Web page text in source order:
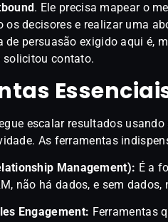
. Ele precisa mapear o
os decisores e realizar uma
de persuasão exigido aqui é,
solicitou contato.
escalar resultados
As ferramentas
Management): É a
não há dados, e sem dados,
Engagement: Ferramentas